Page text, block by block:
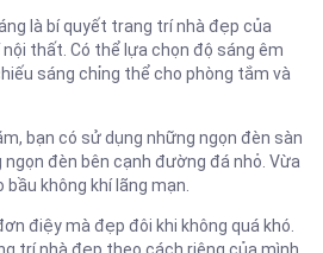
là bí quyết trang trí nhà đẹp của
thất. Có thể lựa chọn độ sáng êm
sáng chỉng thể cho phòng tắm và
bạn có sử dụng những ngọn đèn sàn
ngọn đèn bên cạnh đường đá nhỏ. Vừa
không khí lãng mạn.
điệy mà đẹp đôi khi không quá khó.